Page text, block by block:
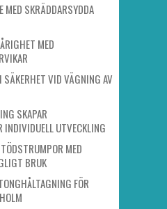
MED SKRÄDDARSYDDA
MED
VID VÄGNING AV
SKAPAR
INDIVIDUELL UTVECKLING
MED
BRUK
FÖR